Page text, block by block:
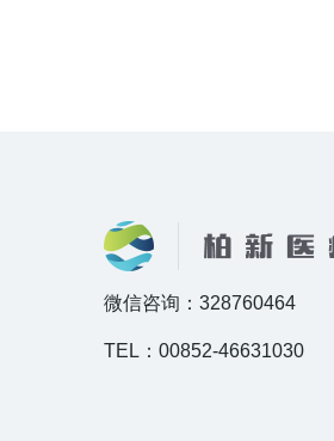
微信咨询：328760464
TEL：00852-46631030